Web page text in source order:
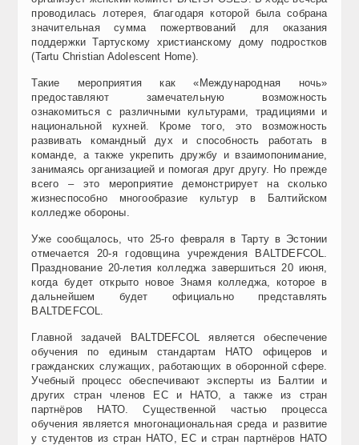
проводилась лотерея, благодаря которой была собрана
значительная сумма пожертвований для оказания
поддержки Тартускому христианскому дому подростков
(Tartu Christian Adolescent Home).
Такие мероприятия как «Международная ночь»
предоставляют замечательную возможность
ознакомиться с различными культурами, традициями и
национальной кухней. Кроме того, это возможность
развивать командный дух и способность работать в
команде, а также укрепить дружбу и взаимопонимание,
занимаясь организацией и помогая друг другу. Но прежде
всего – это мероприятие демонстрирует на сколько
жизнеспособно многообразие культур в Балтийском
колледже обороны.
Уже сообщалось, что 25-го февраля в Тарту в Эстонии
отмечается 20-я годовщина учреждения BALTDEFCOL.
Празднование 20-летия колледжа завершиться 20 июня,
когда будет открыто новое Знамя колледжа, которое в
дальнейшем будет официально представлять
BALTDEFCOL.
Главной задачей BALTDEFCOL является обеспечение
обучения по единым стандартам НАТО офицеров и
гражданских служащих, работающих в оборонной сфере.
Учебный процесс обеспечивают эксперты из Балтии и
других стран членов ЕС и НАТО, а также из стран
партнёров НАТО. Существенной частью процесса
обучения является многонациональная среда и развитие
у студентов из стран НАТО, ЕС и стран партнёров НАТО